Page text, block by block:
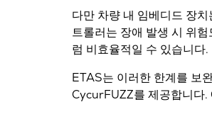
다만 차량 내 임베디드 장
트롤러는 장애 발생 시 위
럼 비효율적일 수 있습니다
ETAS는 이러한 한계를 보
CycurFUZZ를 제공합니다